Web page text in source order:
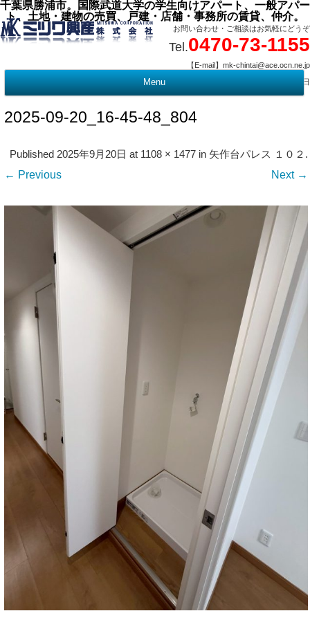
千葉県勝浦市。国際武道大学の学生向けアパート、一般アパー
ト、土地・建物の売買、戸建・店舗・事務所の賃貸、仲介。
お問い合わせ・ご相談はお気軽にどうぞ
Tel.0470-73-1155
【E-mail】mk-chintai@ace.ocn.ne.jp
【営業時間】09:00 ～ 17:15 【定 休 日】水曜・祭日
Menu
2025-09-20_16-45-48_804
Published2025年9月20日 at 1108 × 1477 in 矢作台パレス １０２ .
← Previous Next →